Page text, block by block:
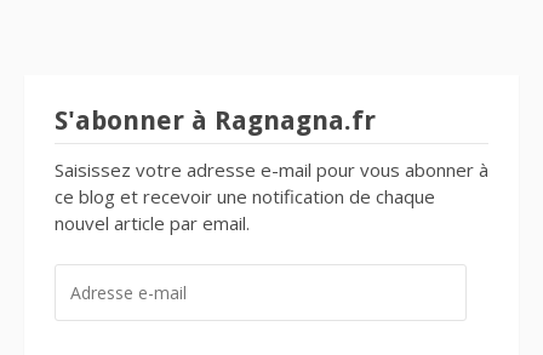
S'abonner à Ragnagna.fr
Saisissez votre adresse e-mail pour vous abonner à
ce blog et recevoir une notification de chaque
nouvel article par email.
MAIL